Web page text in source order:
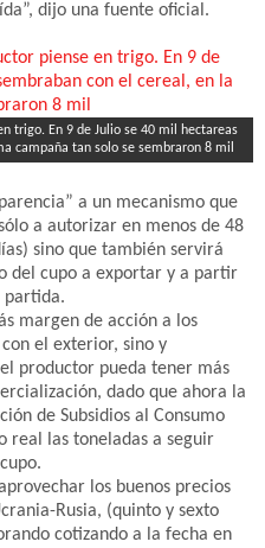
dijo una fuente oficial.
trigo. En 9 de Julio se 40 mil hectareas
campaña tan solo se sembraron 8 mil
a un mecanismo que
a autorizar en menos de 48
sino que también servirá
del cupo a exportar y a partir
partida.
margen de acción a los
el exterior, sino y
productor pueda tener más
dado que ahora la
de Subsidios al Consumo
real las toneladas a seguir
los buenos precios
Rusia, (quinto y sexto
cotizando a la fecha en